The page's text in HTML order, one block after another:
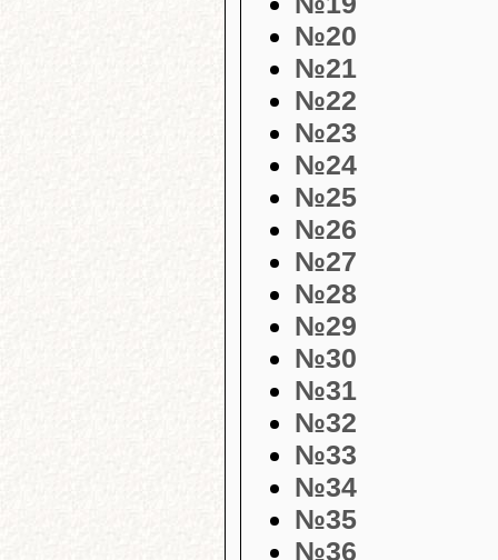
№20
№21
№22
№23
№24
№25
№26
№27
№28
№29
№30
№31
№32
№33
№34
№35
№36